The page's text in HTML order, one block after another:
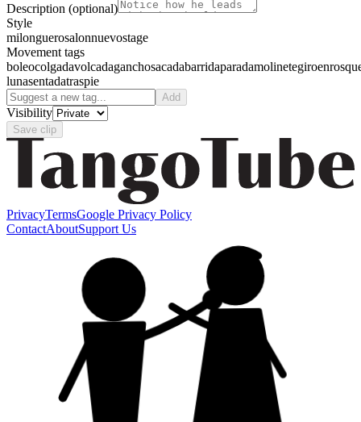
Description (optional)
Style
milonguerosalonnuevostage
Movement tags
boleocolgadavolcadaganchosacadabarridaparadamolinetegiro
lunasentadatraspie
Add
Visibility
Save clip
PrivacyTermsGoogle Privacy Policy
ContactAboutSupport Us